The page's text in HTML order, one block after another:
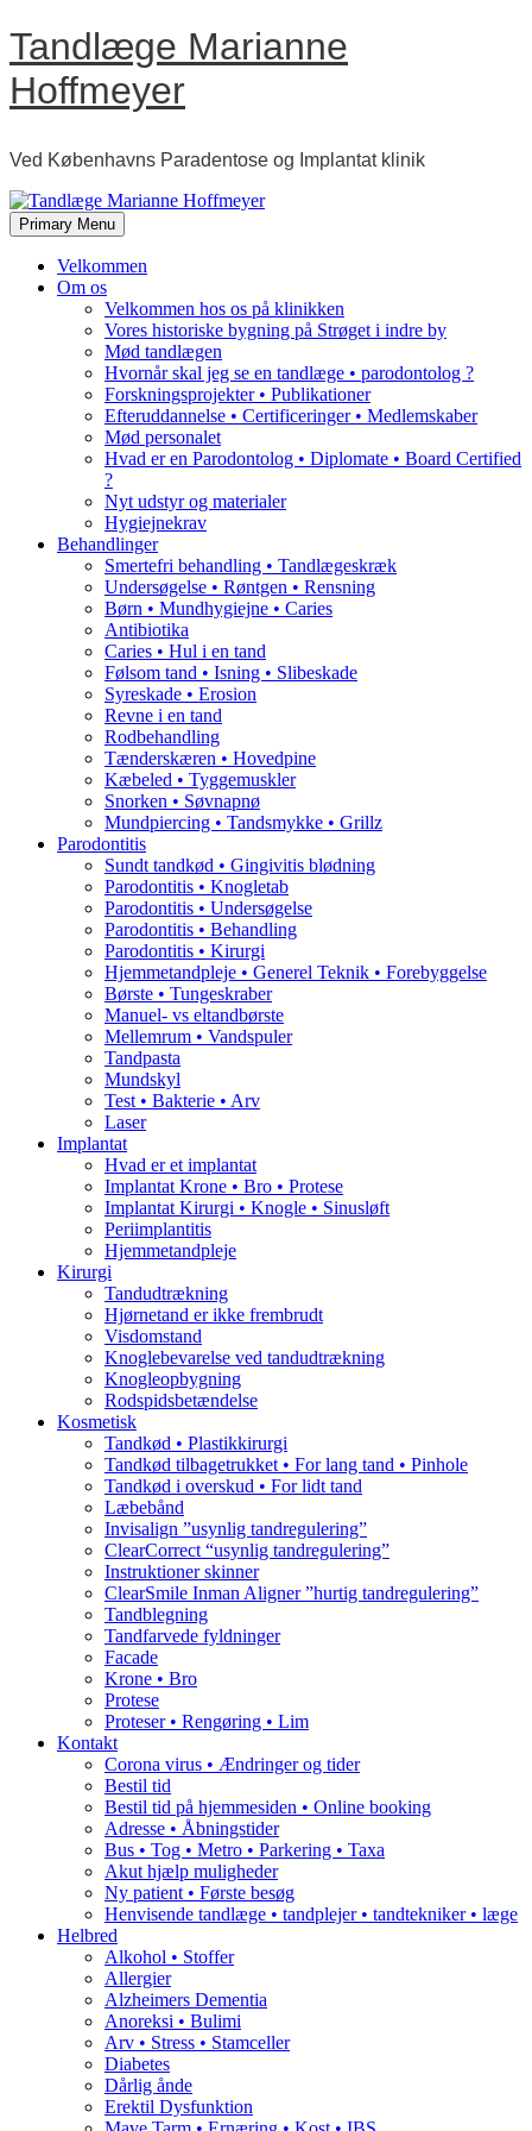
Skip
to
content
Tandlæge Marianne
Hoffmeyer
Ved Københavns Paradentose og Implantat klinik
Primary Menu
Velkommen
Om os
Velkommen hos os på klinikken
Vores historiske bygning på Strøget i indre by
Mød tandlægen
Hvornår skal jeg se en tandlæge • parodontolog ?
Forskningsprojekter • Publikationer
Efteruddannelse • Certificeringer • Medlemskaber
Mød personalet
Hvad er en Parodontolog • Diplomate • Board Certified
?
Nyt udstyr og materialer
Hygiejnekrav
Behandlinger
Smertefri behandling • Tandlægeskræk
Undersøgelse • Røntgen • Rensning
Børn • Mundhygiejne • Caries
Antibiotika
Caries • Hul i en tand
Følsom tand • Isning • Slibeskade
Syreskade • Erosion
Revne i en tand
Rodbehandling
Tænderskæren • Hovedpine
Kæbeled • Tyggemuskler
Snorken • Søvnapnø
Mundpiercing • Tandsmykke • Grillz
Parodontitis
Sundt tandkød • Gingivitis blødning
Parodontitis • Knogletab
Parodontitis • Undersøgelse
Parodontitis • Behandling
Parodontitis • Kirurgi
Hjemmetandpleje • Generel Teknik • Forebyggelse
Børste • Tungeskraber
Manuel- vs eltandbørste
Mellemrum • Vandspuler
Tandpasta
Mundskyl
Test • Bakterie • Arv
Laser
Implantat
Hvad er et implantat
Implantat Krone • Bro • Protese
Implantat Kirurgi • Knogle • Sinusløft
Periimplantitis
Hjemmetandpleje
Kirurgi
Tandudtrækning
Hjørnetand er ikke frembrudt
Visdomstand
Knoglebevarelse ved tandudtrækning
Knogleopbygning
Rodspidsbetændelse
Kosmetisk
Tandkød • Plastikkirurgi
Tandkød tilbagetrukket • For lang tand • Pinhole
Tandkød i overskud • For lidt tand
Læbebånd
Invisalign ”usynlig tandregulering”
ClearCorrect “usynlig tandregulering”
Instruktioner skinner
ClearSmile Inman Aligner ”hurtig tandregulering”
Tandblegning
Tandfarvede fyldninger
Facade
Krone • Bro
Protese
Proteser • Rengøring • Lim
Kontakt
Corona virus • Ændringer og tider
Bestil tid
Bestil tid på hjemmesiden • Online booking
Adresse • Åbningstider
Bus • Tog • Metro • Parkering • Taxa
Akut hjælp muligheder
Ny patient • Første besøg
Henvisende tandlæge • tandplejer • tandtekniker • læge
Helbred
Alkohol • Stoffer
Allergier
Alzheimers Dementia
Anoreksi • Bulimi
Arv • Stress • Stamceller
Diabetes
Dårlig ånde
Erektil Dysfunktion